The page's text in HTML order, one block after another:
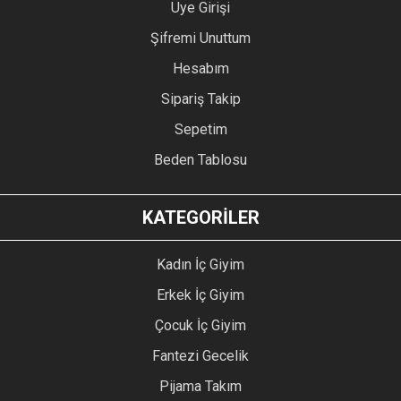
Üye Girişi
Şifremi Unuttum
Hesabım
Sipariş Takip
Sepetim
Beden Tablosu
KATEGORİLER
Kadın İç Giyim
Erkek İç Giyim
Çocuk İç Giyim
Fantezi Gecelik
Pijama Takım